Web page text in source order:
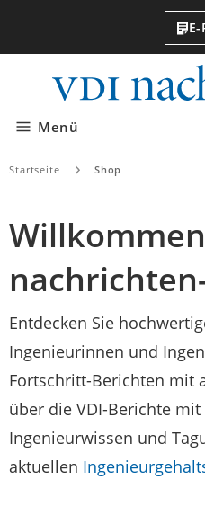
E-
Menü
Startseite Shop
Entdecken Sie
Ingenieurinnen und
Fortschritt-Berichten mit
über die VDI-Berichte
Ingenieurwissen und
aktuellen